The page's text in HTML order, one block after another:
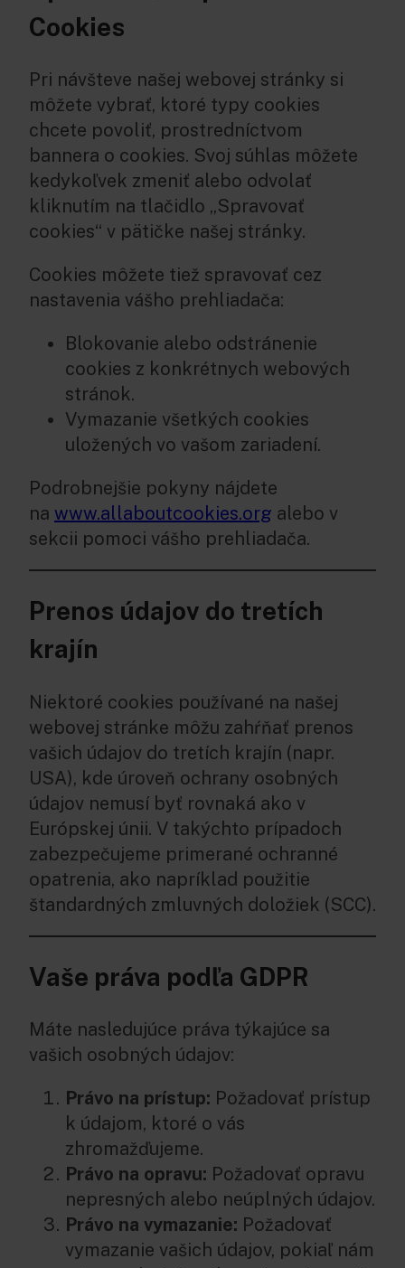
Cookies
Pri návšteve našej webovej stránky si
môžete vybrať, ktoré typy cookies
chcete povoliť, prostredníctvom
bannera o cookies. Svoj súhlas môžete
kedykoľvek zmeniť alebo odvolať
kliknutím na tlačidlo „Spravovať
cookies“ v pätičke našej stránky.
Cookies môžete tiež spravovať cez
nastavenia vášho prehliadača:
Blokovanie alebo odstránenie
cookies z konkrétnych webových
stránok.
Vymazanie všetkých cookies
uložených vo vašom zariadení.
Podrobnejšie pokyny nájdete
na www.allaboutcookies.org alebo v
sekcii pomoci vášho prehliadača.
Prenos údajov do tretích
krajín
Niektoré cookies používané na našej
webovej stránke môžu zahŕňať prenos
vašich údajov do tretích krajín (napr.
USA), kde úroveň ochrany osobných
údajov nemusí byť rovnaká ako v
Európskej únii. V takýchto prípadoch
zabezpečujeme primerané ochranné
opatrenia, ako napríklad použitie
štandardných zmluvných doložiek (SCC).
Vaše práva podľa GDPR
Máte nasledujúce práva týkajúce sa
vašich osobných údajov:
Právo na prístup: Požadovať prístup
k údajom, ktoré o vás
zhromažďujeme.
Právo na opravu: Požadovať opravu
nepresných alebo neúplných údajov.
Právo na vymazanie: Požadovať
vymazanie vašich údajov, pokiaľ nám